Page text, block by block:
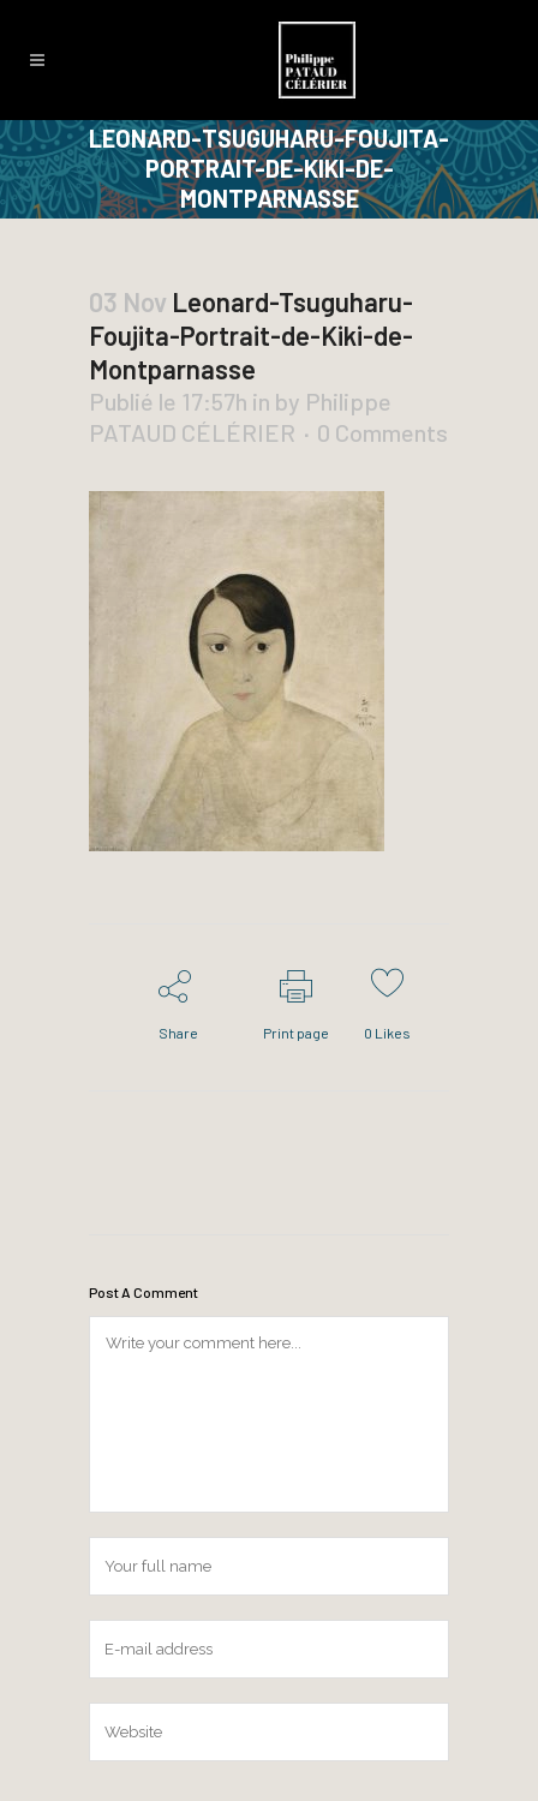
LEONARD-TSUGUHARU-FOUJITA-
PORTRAIT-DE-KIKI-DE-
MONTPARNASSE
03 Nov Leonard-Tsuguharu-
Foujita-Portrait-de-Kiki-de-
Montparnasse
Publié le 17:57h in by Philippe
PATAUD CÉLÉRIER
0 Comments
Share Print page 0 Likes
Post A Comment